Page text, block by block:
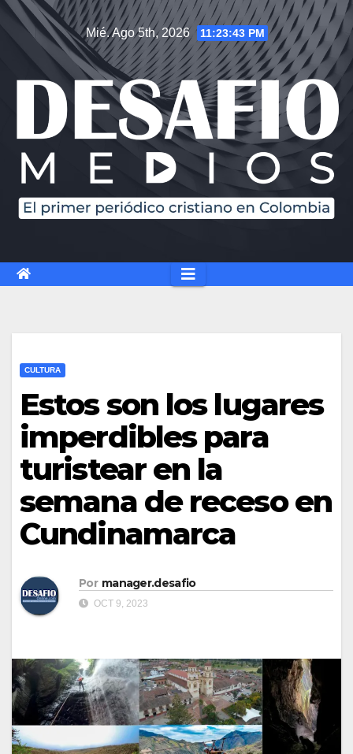
Mié. Ago 5th, 2026 11:23:44 PM
CULTURA
Estos son los lugares
imperdibles para
turistear en la
semana de receso en
Cundinamarca
Por manager.desafio
OCT 9, 2023